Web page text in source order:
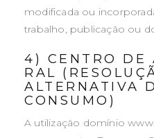
modificada ou
trabalho, publicação ou
4) CENTRO DE
RAL
ALTERNATIVA
CONSUMO)
A utilização domínio